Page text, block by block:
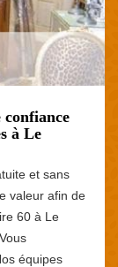
à Le
et sans
valeur afin de
60 à Le
équipes